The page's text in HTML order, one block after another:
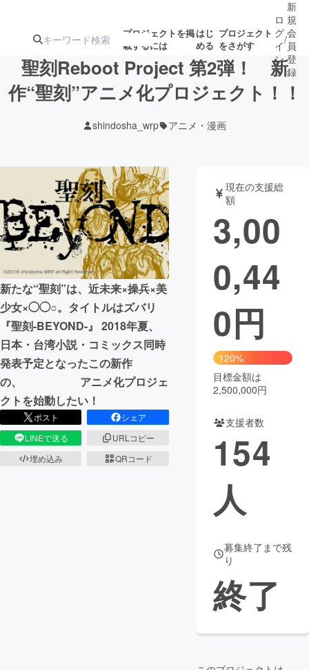
プロジェクトを掲
載するには
はじ
める
プロジェクト
をさがす
ターン
ジェクト
ロジェクト
アート・写真 音楽
テクノロジー・ガジェット ゲーム・サ
映像・映画
ビジネス・起業
まちづくり・地域活性化
CAMPFIRE for Social Good
CAMPFIRE Creation
CAMPFIREふるさと納税
コミュニティ
ロ
グ
イ
ン
/
新
規
会
員
登
録
聖刻Reboot Project 第2弾！ 新
作“聖刻”アニメ化プロジェクト！！
shindosha_wrp アニメ・漫画
新たな“聖刻”は、近未来×操兵×美
少女×◯◯○。タイトルはズバリ
『聖刻-BEYOND-』 2018年夏、
日本・台湾小説・コミックス同時
発表予定となったこの新作
の、 アニメ化プロジェ
クトを始動したい！
ポスト
シェア
LINEで送る
URLコピー
埋め込み
QRコード
現在の支援総
額
3,00
0,44
0円
120%
目標金額は
2,500,000円
支援者数
154
人
募集終了まで残
り
終了